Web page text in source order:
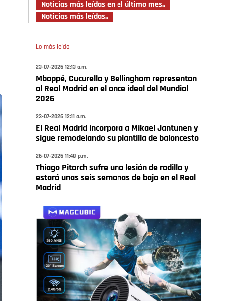
Noticias más leídas en el último mes..
Noticias más leídas..
Lo más leído
23-07-2026 12:13 a.m.
Mbappé, Cucurella y Bellingham representan
al Real Madrid en el once ideal del Mundial
2026
23-07-2026 12:11 a.m.
El Real Madrid incorpora a Mikael Jantunen y
sigue remodelando su plantilla de baloncesto
26-07-2026 11:48 p.m.
Thiago Pitarch sufre una lesión de rodilla y
estará unas seis semanas de baja en el Real
Madrid